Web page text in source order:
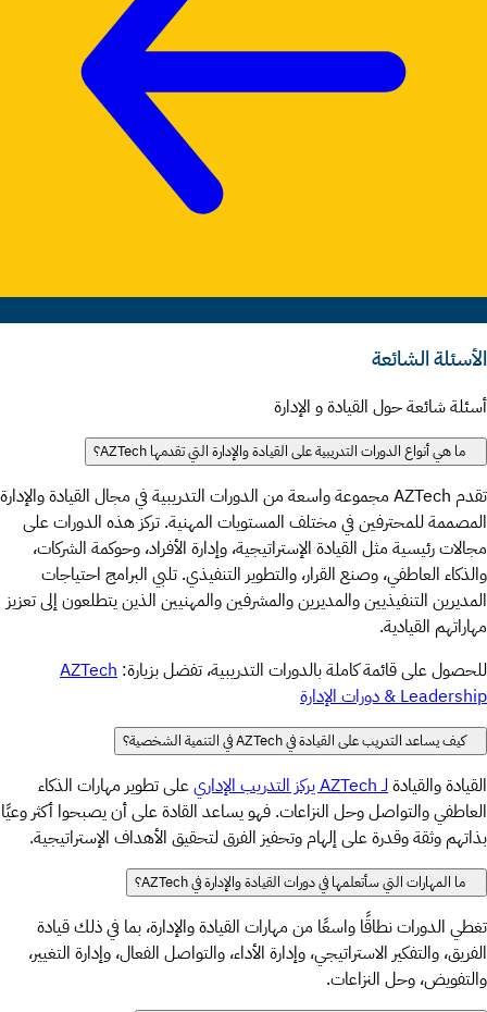
الأسئلة الشائعة
أسئلة شائعة حول القيادة و الإدارة
ما هي أنواع الدورات التدريبية على القيادة والإدارة التي تقدمها AZTech؟
تقدم AZTech مجموعة واسعة من الدورات التدريبية في مجال القيادة والإدارة
المصممة للمحترفين في مختلف المستويات المهنية. تركز هذه الدورات على
مجالات رئيسية مثل القيادة الإستراتيجية، وإدارة الأفراد، وحوكمة الشركات،
والذكاء العاطفي، وصنع القرار، والتطوير التنفيذي. تلبي البرامج احتياجات
المديرين التنفيذيين والمديرين والمشرفين والمهنيين الذين يتطلعون إلى تعزيز
مهاراتهم القيادية.
للحصول على قائمة كاملة بالدورات التدريبية، تفضل بزيارة: AZTech
Leadership & دورات الإدارة
كيف يساعد التدريب على القيادة في AZTech في التنمية الشخصية؟
القيادة والقيادةلـ AZTech يركز التدريب الإداري
على تطوير مهارات الذكاء
العاطفي والتواصل وحل النزاعات. فهو يساعد القادة على أن يصبحوا أكثر وعيًا
بذاتهم وثقة وقدرة على إلهام وتحفيز الفرق لتحقيق الأهداف الإستراتيجية.
ما المهارات التي سأتعلمها في دورات القيادة والإدارة في AZTech؟
تغطي الدورات نطاقًا واسعًا من مهارات القيادة والإدارة، بما في ذلك قيادة
الفريق، والتفكير الاستراتيجي، وإدارة الأداء، والتواصل الفعال، وإدارة التغيير،
والتفويض، وحل النزاعات.